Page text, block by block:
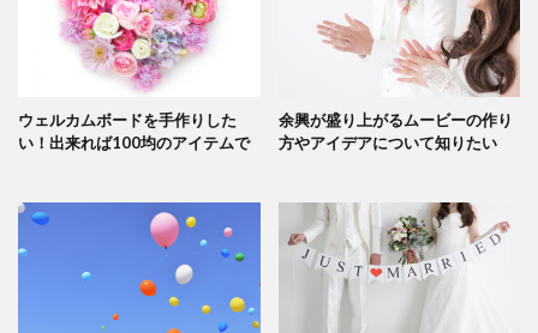
ウェルカムボードを手作りした
い！出来れば100均のアイテムで
余興が盛り上がるムービーの作り
方やアイデアについて知りたい